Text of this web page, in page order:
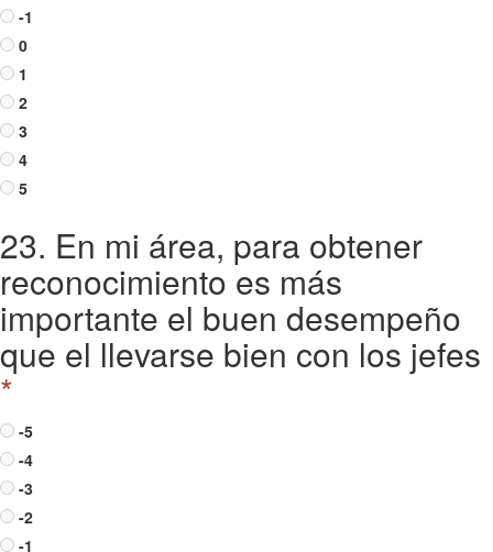
-1
0
1
2
3
4
5
23. En mi área, para obtener
reconocimiento es más
importante el buen desempeño
que el llevarse bien con los jefes
*
-5
-4
-3
-2
-1